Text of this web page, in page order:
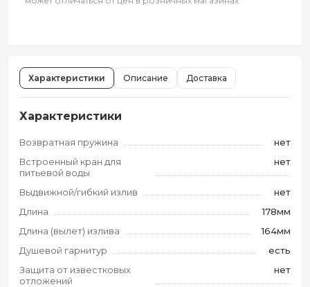
Характеристики Описание Доставка
Характеристики
Возвратная пружина
нет
Встроенный кран для
питьевой воды
нет
Выдвижной/гибкий излив
нет
Длина
178мм
Длина (вылет) излива
164мм
Душевой гарнитур
есть
Защита от известковых
отложений
нет